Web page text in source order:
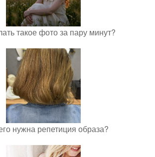
такое фото за пару минут?
нужна репетиция образа?